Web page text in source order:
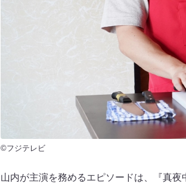
©フジテレビ
山内が主演を務めるエピソードは、『真